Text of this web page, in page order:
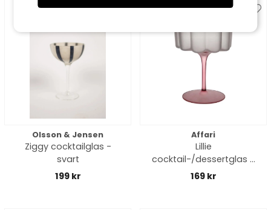
Olsson & Jensen
Ziggy cocktailglas -
svart
199 kr
Affari
Lillie
cocktail-/dessertglas -
rosa
169 kr